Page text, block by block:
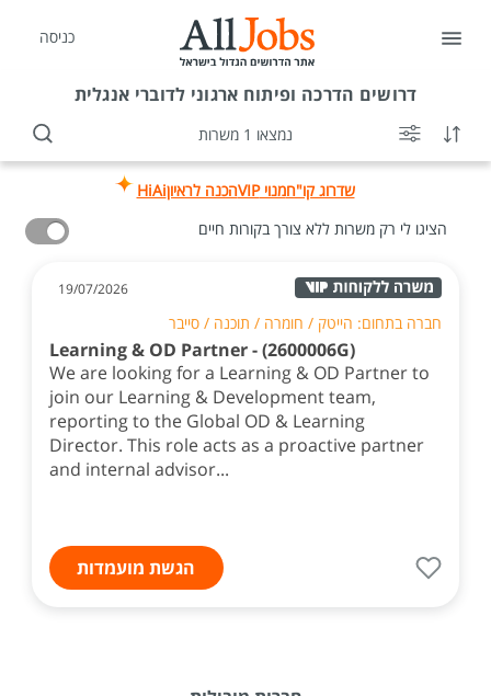
כניסה
דרושים הדרכה ופיתוח ארגוני לדוברי אנגלית
נמצאו 1 משרות
שדרוג קו"חמנוי VIP הכנה לראיוןHiAi
הציגו לי רק משרות ללא צורך בקורות חיים
19/07/2026
חברה בתחום: הייטק / חומרה / תוכנה / סייבר
Learning & OD Partner - (2600006G)
We are looking for a Learning & OD Partner to
join our Learning & Development team,
reporting to the Global OD & Learning
Director. This role acts as a proactive partner
and internal advisor...
הגשת מועמדות